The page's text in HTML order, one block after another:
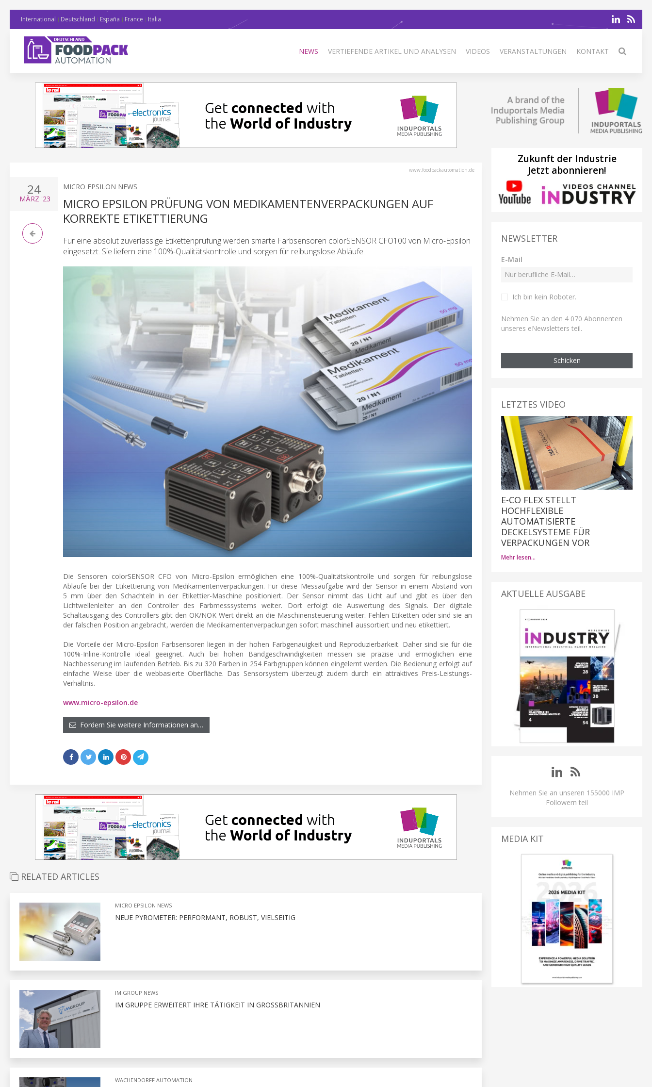
International Deutschland España France Italia
NEWS VERTIEFENDE ARTIKEL UND ANALYSEN VIDEOS VERANSTALTUNGEN KONTAKT
www.foodpackautomation.de
24
MÄRZ '23
MICRO EPSILON NEWS
MICRO EPSILON PRÜFUNG VON MEDIKAMENTENVERPACKUNGEN AUF
KORREKTE ETIKETTIERUNG
Für eine absolut zuverlässige Etikettenprüfung werden smarte Farbsensoren colorSENSOR CFO100 von Micro-Epsilon
eingesetzt. Sie liefern eine 100%-Qualitätskontrolle und sorgen für reibungslose Abläufe.
Die Sensoren colorSENSOR CFO von Micro-Epsilon ermöglichen eine 100%-Qualitätskontrolle und sorgen für reibungslose
Abläufe bei der Etikettierung von Medikamentenverpackungen. Für diese Messaufgabe wird der Sensor in einem Abstand von
5 mm über den Schachteln in der Etikettier-Maschine positioniert. Der Sensor nimmt das Licht auf und gibt es über den
Lichtwellenleiter an den Controller des Farbmesssystems weiter. Dort erfolgt die Auswertung des Signals. Der digitale
Schaltausgang des Controllers gibt den OK/NOK Wert direkt an die Maschinensteuerung weiter. Fehlen Etiketten oder sind sie an
der falschen Position angebracht, werden die Medikamentenverpackungen sofort maschinell aussortiert und neu etikettiert.
Die Vorteile der Micro-Epsilon Farbsensoren liegen in der hohen Farbgenauigkeit und Reproduzierbarkeit. Daher sind sie für die
100%-Inline-Kontrolle ideal geeignet. Auch bei hohen Bandgeschwindigkeiten messen sie präzise und ermöglichen eine
Nachbesserung im laufenden Betrieb. Bis zu 320 Farben in 254 Farbgruppen können eingelernt werden. Die Bedienung erfolgt auf
einfache Weise über die webbasierte Oberfläche. Das Sensorsystem überzeugt zudem durch ein attraktives Preis-Leistungs-
Verhältnis.
www.micro-epsilon.de
Fordern Sie weitere Informationen an…
RELATED ARTICLES
MICRO EPSILON NEWS
NEUE PYROMETER: PERFORMANT, ROBUST, VIELSEITIG
IM GROUP NEWS
IM GRUPPE ERWEITERT IHRE TÄTIGKEIT IN GROSSBRITANNIEN
WACHENDORFF AUTOMATION
Zukunft der Industrie
Jetzt abonnieren!
NEWSLETTER
E-Mail
Ich bin kein Roboter.
Nehmen Sie an den 4 070 Abonnenten
unseres eNewsletters teil.
Schicken
LETZTES VIDEO
E-CO FLEX STELLT
HOCHFLEXIBLE
AUTOMATISIERTE
DECKELSYSTEME FÜR
VERPACKUNGEN VOR
Mehr lesen…
AKTUELLE AUSGABE
Nehmen Sie an unseren 155000 IMP
Followern teil
MEDIA KIT